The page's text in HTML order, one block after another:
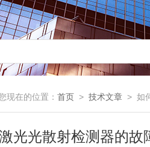
现在的位置： 首页 > 技术文章 > 如
光光散射检测器的故